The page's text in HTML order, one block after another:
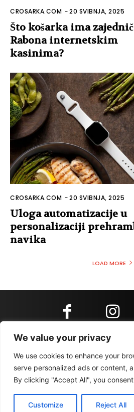
We value your privacy
We use cookies to enhance your
serve personalized ads or content,
By clicking "Accept All", you
Customize Reject All
CROSARKA.COM -20 SVIBNJA, 2025
Što košarka ima
Rabona internetskim
kasinima?
CROSARKA.COM -20 SVIBNJA, 2025
Uloga automatizacije u
personalizaciji
navika
LOAD MORE
KONTAKT
IMPRESSUM MARKETING